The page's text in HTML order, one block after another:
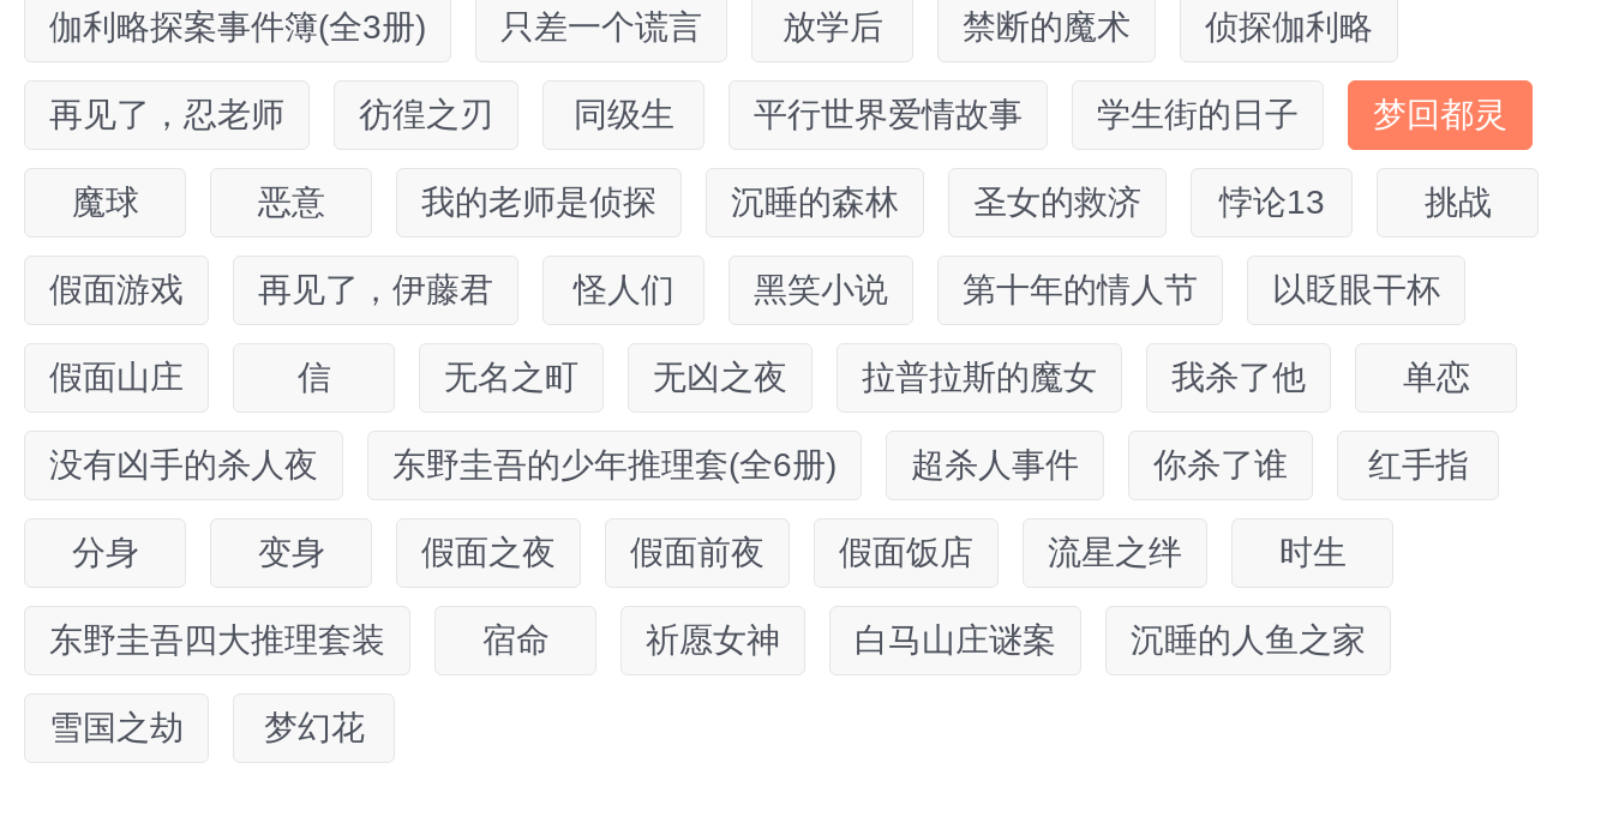
伽利略探案事件簿(全3册) 只差一个谎言 放学后 禁断的魔术 侦探伽利略
再见了，忍老师 彷徨之刃 同级生 平行世界爱情故事 学生街的日子 梦回都灵
魔球 恶意 我的老师是侦探 沉睡的森林 圣女的救济 悖论13 挑战
假面游戏 再见了，伊藤君 怪人们 黑笑小说 第十年的情人节 以眨眼干杯
假面山庄 信 无名之町 无凶之夜 拉普拉斯的魔女 我杀了他 单恋
没有凶手的杀人夜 东野圭吾的少年推理套(全6册) 超杀人事件 你杀了谁 红手指
分身 变身 假面之夜 假面前夜 假面饭店 流星之绊 时生
东野圭吾四大推理套装 宿命 祈愿女神 白马山庄谜案 沉睡的人鱼之家
雪国之劫 梦幻花